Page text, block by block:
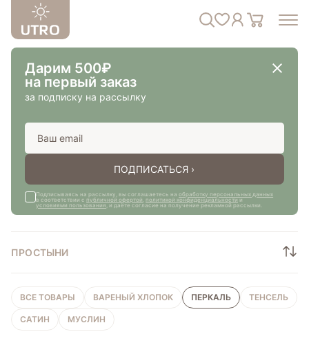
Дарим 500₽
на первый заказ
за подписку на рассылку
ПОДПИСАТЬСЯ ›
Подписываясь на рассылку, вы соглашаетесь наобработку персональных данных
в соответствии спубличной офертой ,политикой конфиденциальностии
условиями пользования, и даёте согласие на получение рекламной рассылки.
ПРОСТЫНИ
ВСЕ ТОВАРЫ ВАРЕНЫЙ ХЛОПОК ПЕРКАЛЬ ТЕНСЕЛЬ
САТИН МУСЛИН